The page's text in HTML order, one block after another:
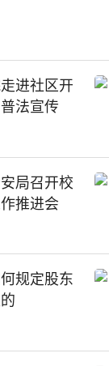
进社区开
法宣传
局召开校
推进会
规定股东